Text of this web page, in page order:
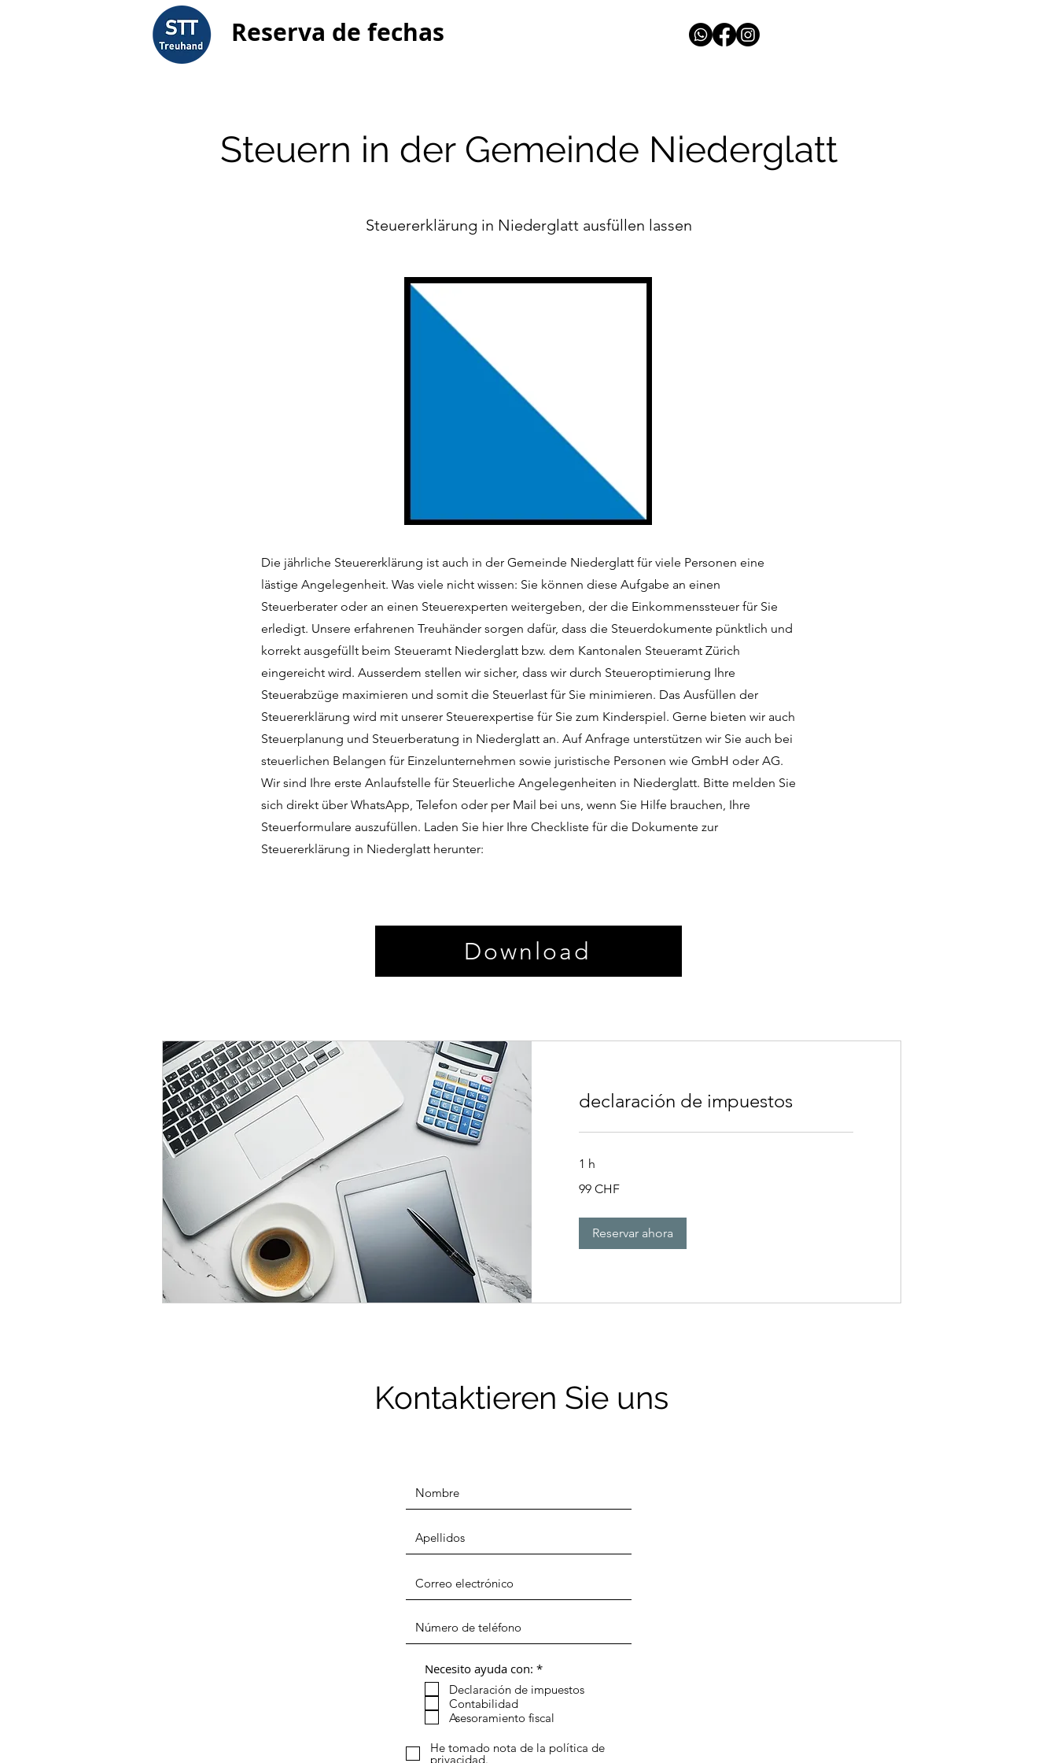
Reserva de fechas
Steuern in der Gemeinde Niederglatt
Steuererklärung in Niederglatt ausfüllen lassen
Die jährliche Steuererklärung ist auch in der Gemeinde Niederglatt für viele Personen eine
lästige Angelegenheit. Was viele nicht wissen: Sie können diese Aufgabe an einen
Steuerberater oder an einen Steuerexperten weitergeben, der die Einkommenssteuer für Sie
erledigt. Unsere erfahrenen Treuhänder sorgen dafür, dass die Steuerdokumente pünktlich und
korrekt ausgefüllt beim Steueramt Niederglatt bzw. dem Kantonalen Steueramt Zürich
eingereicht wird. Ausserdem stellen wir sicher, dass wir durch Steueroptimierung Ihre
Steuerabzüge maximieren und somit die Steuerlast für Sie minimieren. Das Ausfüllen der
Steuererklärung wird mit unserer Steuerexpertise für Sie zum Kinderspiel. Gerne bieten wir auch
Steuerplanung und Steuerberatung in Niederglatt an. Auf Anfrage unterstützen wir Sie auch bei
steuerlichen Belangen für Einzelunternehmen sowie juristische Personen wie GmbH oder AG.
Wir sind Ihre erste Anlaufstelle für Steuerliche Angelegenheiten in Niederglatt. Bitte melden Sie
sich direkt über WhatsApp, Telefon oder per Mail bei uns, wenn Sie Hilfe brauchen, Ihre
Steuerformulare auszufüllen. Laden Sie hier Ihre Checkliste für die Dokumente zur
Steuererklärung in Niederglatt herunter:
Download
declaración de impuestos
1 h
francos
99 CHF
Reservar ahora
Kontaktieren Sie uns
Necesito ayuda con: *O
l
g
a
o
Declaración de impuestos
Contabilidad
Asesoramiento fiscal
He tomado nota de la política de
privacidad.